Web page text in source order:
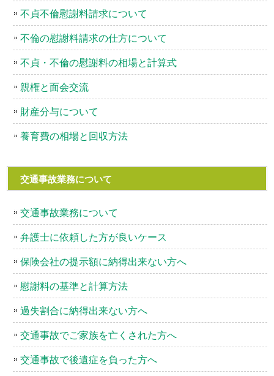
不貞不倫慰謝料請求について
不倫の慰謝料請求の仕方について
不貞・不倫の慰謝料の相場と計算式
親権と面会交流
財産分与について
養育費の相場と回収方法
交通事故業務について
交通事故業務について
弁護士に依頼した方が良いケース
保険会社の提示額に納得出来ない方へ
慰謝料の基準と計算方法
過失割合に納得出来ない方へ
交通事故でご家族を亡くされた方へ
交通事故で後遺症を負った方へ